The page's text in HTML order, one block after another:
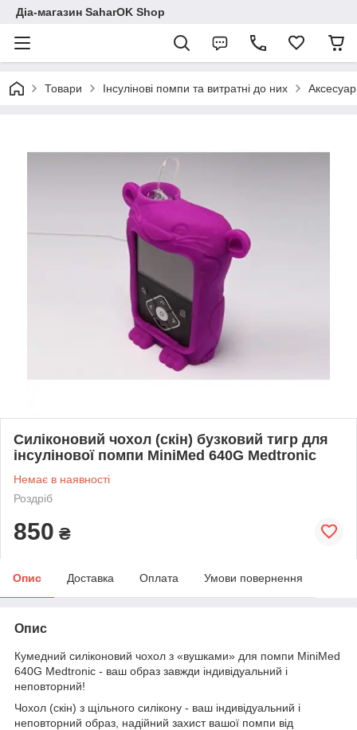
Діа-магазин SaharOK Shop
Товари Інсулінові помпи та витратні до них
Силіконовий чохол (скін) бузковий тигр для
інсулінової помпи MiniMed 640G Medtronic
Немає в наявності
Роздріб
850 ₴
Опис Доставка Оплата Умови повернення
Опис
Кумедний силіконовий чохол з «вушками» для помпи MiniMed
640G Medtronic - ваш образ завжди індивідуальний і
неповторний!
Чохол (скін) з щільного силікону - ваш індивідуальний і
неповторний образ, надійний захист вашої помпи від